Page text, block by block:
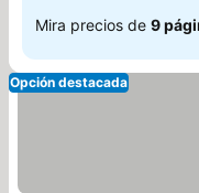
Mira precios de 9
Opción destacada